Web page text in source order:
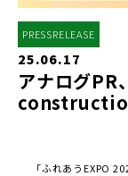
PRESSRELEASE
25.06.17
アナログ
「ふれあうEXPO